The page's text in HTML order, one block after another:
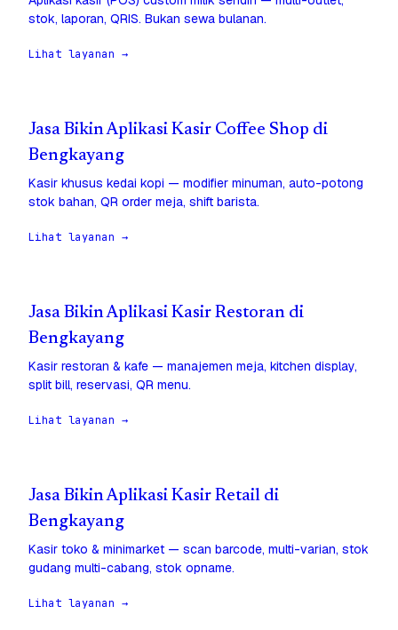
stok, laporan, QRIS. Bukan sewa bulanan.
Lihat layanan →
Jasa Bikin Aplikasi Kasir Coffee Shop di
Bengkayang
Kasir khusus kedai kopi — modifier minuman, auto-potong
stok bahan, QR order meja, shift barista.
Lihat layanan →
Jasa Bikin Aplikasi Kasir Restoran di
Bengkayang
Kasir restoran & kafe — manajemen meja, kitchen display,
split bill, reservasi, QR menu.
Lihat layanan →
Jasa Bikin Aplikasi Kasir Retail di
Bengkayang
Kasir toko & minimarket — scan barcode, multi-varian, stok
gudang multi-cabang, stok opname.
Lihat layanan →